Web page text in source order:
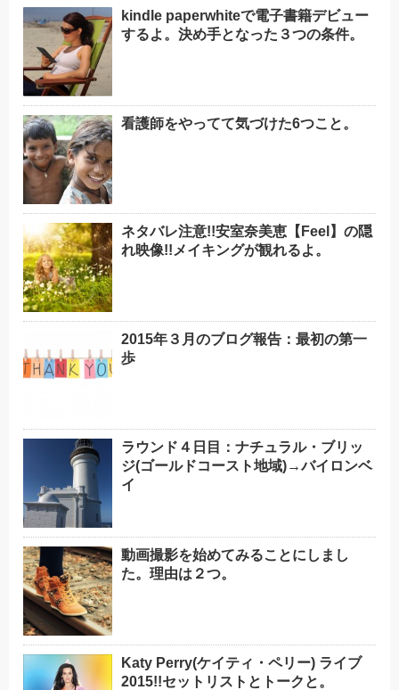
kindle paperwhiteで電子書籍デビュー
するよ。決め手となった３つの条件。
看護師をやってて気づけた6つこと。
ネタバレ注意!!安室奈美恵【Feel】の隠
れ映像!!メイキングが観れるよ。
2015年３月のブログ報告：最初の第一
歩
ラウンド４日目：ナチュラル・ブリッ
ジ(ゴールドコースト地域)→バイロンベ
イ
動画撮影を始めてみることにしまし
た。理由は２つ。
Katy Perry(ケイティ・ペリー) ライブ
2015!!セットリストとトークと。